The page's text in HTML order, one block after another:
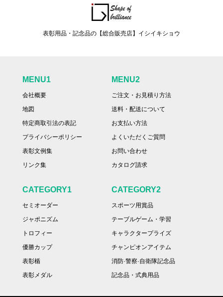
表彰用品・記念品の【総合販売店】イシイキショウ
MENU1
会社概要
地図
特定商取引法の表記
プライバシーポリシー
表彰文例集
リンク集
MENU2
ご注文・お見積り方法
送料・配送について
お支払い方法
よくいただくご質問
お問い合わせ
カタログ請求
CATEGORY1
セミオーダー
ジャポニズム
トロフィー
優勝カップ
表彰楯
表彰メダル
CATEGORY2
スポーツ用賞品
テーブルゲーム・学習
キャラクタープライズ
チャンピオンアイテム
消防·警察·自衛隊記念品
記念品・式典用品